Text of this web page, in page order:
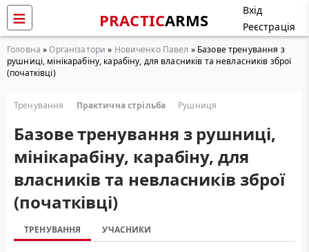
PRACTICARMS
Вхід
Реєстрація
Головна »Організатори » Новиченко Павел » Базове тренування з
рушниці, мінікарабіну, карабіну, для власників та невласників зброї
(початківці)
Тренування Практична стрільба Рушниця
Базове тренування з рушниці,
мінікарабіну, карабіну, для
власників та невласників зброї
(початківці)
ТРЕНУВАННЯ УЧАСНИКИ